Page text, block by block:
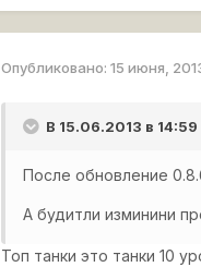
Опубликовано:15 июня,
В 15.06.2013 в 14:59
После обновление
А будитли изминини
Топ танки это танки 10